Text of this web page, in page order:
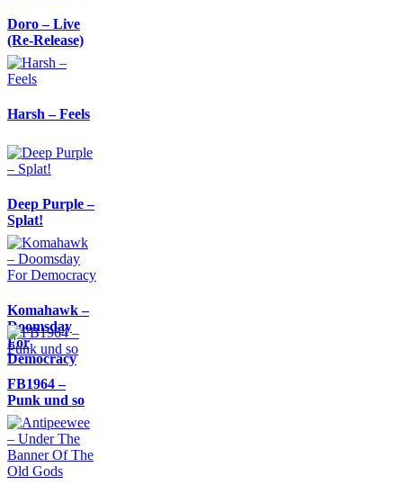
Doro – Live
(Re-Release)
Harsh – Feels
Deep Purple –
Splat!
Komahawk –
Doomsday
For
Democracy
FB1964 –
Punk und so